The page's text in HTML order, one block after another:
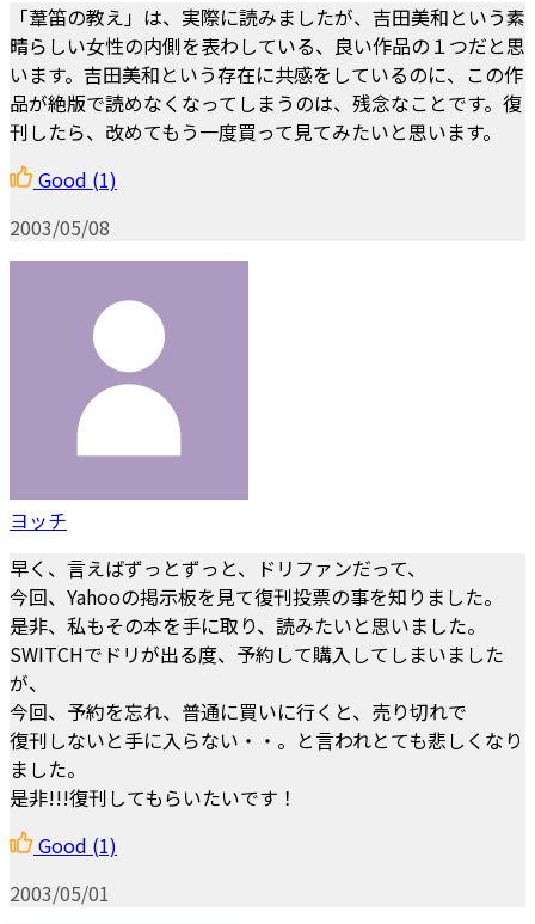
「葦笛の教え」は、実際に読みましたが、吉田美和という素
晴らしい女性の内側を表わしている、良い作品の１つだと思
います。吉田美和という存在に共感をしているのに、この作
品が絶版で読めなくなってしまうのは、残念なことです。復
刊したら、改めてもう一度買って見てみたいと思います。
Good (1)
2003/05/08
ヨッチ
早く、言えばずっとずっと、ドリファンだって、
今回、Yahooの掲示板を見て復刊投票の事を知りました。
是非、私もその本を手に取り、読みたいと思いました。
SWITCHでドリが出る度、予約して購入してしまいました
が、
今回、予約を忘れ、普通に買いに行くと、売り切れで
復刊しないと手に入らない・・。と言われとても悲しくなり
ました。
是非!!!復刊してもらいたいです！
Good (1)
2003/05/01